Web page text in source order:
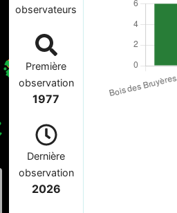
observateurs
Première
observation
1977
Dernière
observation
2026